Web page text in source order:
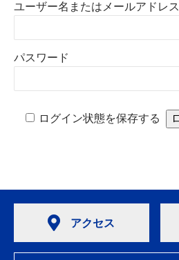
ユーザー名またはメールアドレス
パスワード
ログイン状態を保存する
アクセス